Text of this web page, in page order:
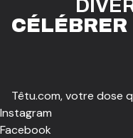
DIVE
CÉLÉBRER
Têtu.com, votre dose
Instagram
Facebook